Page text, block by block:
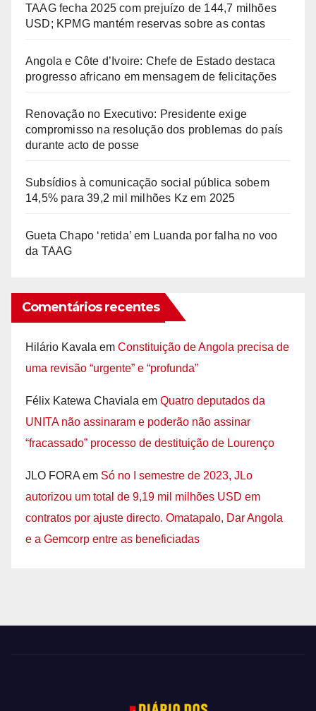
TAAG fecha 2025 com prejuízo de 144,7 milhões
USD; KPMG mantém reservas sobre as contas
Angola e Côte d’Ivoire: Chefe de Estado destaca
progresso africano em mensagem de felicitações
Renovação no Executivo: Presidente exige
compromisso na resolução dos problemas do país
durante acto de posse
Subsídios à comunicação social pública sobem
14,5% para 39,2 mil milhões Kz em 2025
Gueta Chapo ‘retida’ em Luanda por falha no voo
da TAAG
Comentários recentes
Hilário Kavala em Constituição de Angola precisa de
uma revisão “urgente” e “profunda”
Félix Katewa Chaviala em Quatro deputados da
UNITA não assinaram e poderão não assinar
“fracassado” processo de destituição de Lourenço
JLO FORA em Só no I semestre de 2023, JLo
autorizou um total de 9,19 mil milhões USD em
contratos por ajuste directo. Omatapalo, Dar Angola
e a Gemcorp entre as beneficiadas